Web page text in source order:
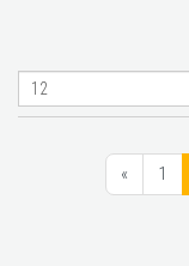
« 1